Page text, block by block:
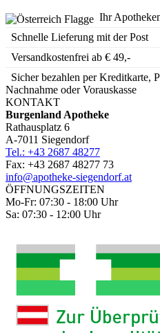
Ihr
Schnelle Lieferung mit der Post
Versandkostenfrei ab € 49,-
Sicher bezahlen per Kreditkarte,
Nachnahme oder Vorauskasse
KONTAKT
Burgenland Apotheke
Rathausplatz 6
A-7011 Siegendorf
Tel.: +43 2687 48277
Fax: +43 2687 48277 73
info@apotheke-siegendorf.at
ÖFFNUNGSZEITEN
Mo-Fr: 07:30 - 18:00 Uhr
Sa: 07:30 - 12:00 Uhr